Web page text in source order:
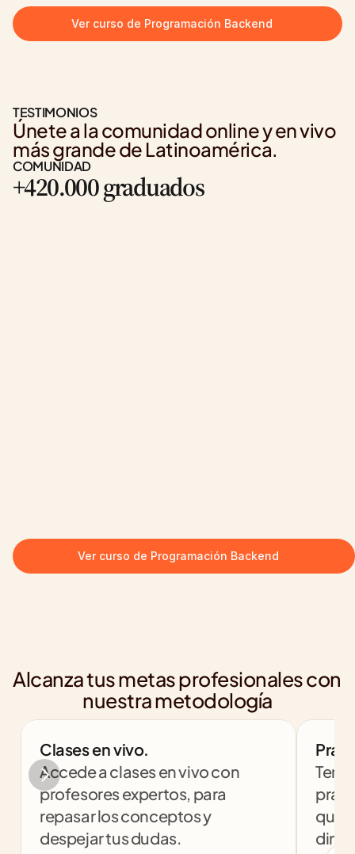
Ver curso de Programación Backend
Alcanza tus metas profesionales con
nuestra metodología
Clases en vivo.
Accede a clases en vivo con
profesores expertos, para
repasar los conceptos y
despejar tus dudas.
que
TESTIMONIOS
Únete a la comunidad online y en vivo
más grande de Latinoamérica.
COMUNIDAD
+420.000 graduados
Ver curso de Programación Backend